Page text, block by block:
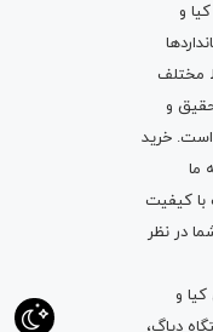
و
مختلف
و
است. خرید
ما
با کیفیت
در نظر
و
دیاگ،